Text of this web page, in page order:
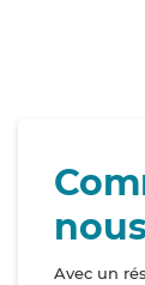
Avec un